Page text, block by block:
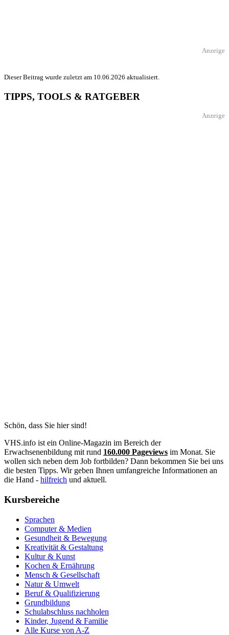
Anzeige
Dieser Beitrag wurde zuletzt am 10.06.2026 aktualisiert.
TIPPS, TOOLS & RATGEBER
Anzeige
Schön, dass Sie hier sind!
VHS.info ist ein Online-Magazin im Bereich der
Erwachsenenbildung mit rund 160.000 Pageviews im Monat. Sie
wollen sich neben dem Job fortbilden? Dann bekommen Sie bei uns
die besten Tipps. Wir geben Ihnen umfangreiche Informationen an
die Hand - hilfreich und aktuell.
Kursbereiche
Sprachen
Computer & Medien
Gesundheit & Bewegung
Kreativität & Gestaltung
Kultur & Kunst
Kochen & Ernährung
Mensch & Gesellschaft
Natur & Umwelt
Beruf & Qualifizierung
Grundbildung
Schulabschluss nachholen
Kinder, Jugend & Familie
Alle Kurse von A-Z